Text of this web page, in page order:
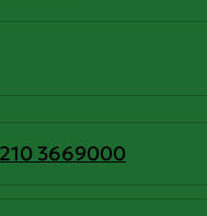
3669000